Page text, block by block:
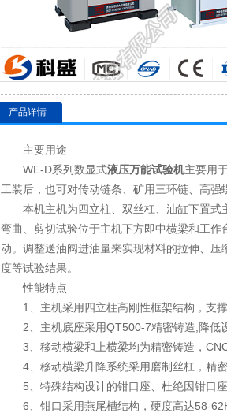
产品详情
主要用途
WE-D系列数显式液压万能试验机主要用
工装后，也可对传动链条、矿用三环链、高强
本机主机为四立柱、双丝杠、油缸下置式
弯曲、剪切试验位于主机下方即中横梁和工
动。调整送油阀进油量来实现材料的拉伸、
度等试验结果。
性能特点
1、主机采用四立柱高刚性框架结构，支
2、主机底座采用QT500-7精密铸造,降低
3、移动横梁和上横梁均为精密铸造，
4、移动横梁升降系统采用磨制丝杠，精
5、特殊结构设计的钳口座、杜绝因钳口
6、钳口采用燕尾槽结构，硬度高达58-